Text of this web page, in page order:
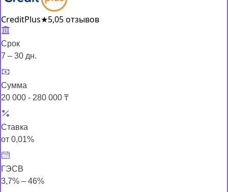
CreditPlus★5,05 отзывов
Срок
7 – 30 дн.
Сумма
20 000 - 280 000 ₸
Ставка
от 0,01%
ГЭСВ
3,7% – 46%